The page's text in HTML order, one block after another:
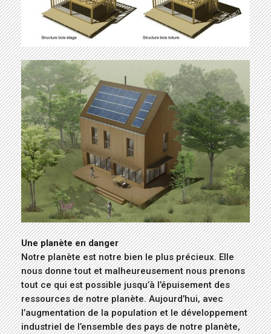
Une planète en danger
Notre planète est notre bien le plus précieux. Elle
nous donne tout et malheureusement nous prenons
tout ce qui est possible jusqu’à l’épuisement des
ressources de notre planète. Aujourd’hui, avec
l’augmentation de la population et le développement
industriel de l’ensemble des pays de notre planète,